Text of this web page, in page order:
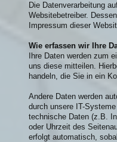
Die Datenverarbeitung
Websitebetreiber.
Impressum dieser
Wie erfassen wir Ihre
Ihre Daten werden zum
uns diese mitteilen.
handeln, die Sie in ein
Andere Daten werden
durch unsere IT-
technische Daten (z.B.
oder Uhrzeit des
erfolgt automatisch,